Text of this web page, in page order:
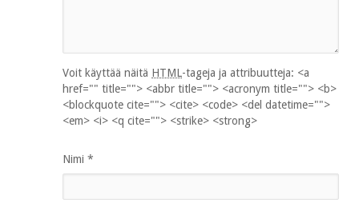
Voit käyttää näitä HTML-tageja ja attribuutteja: <a
href="" title=""> <abbr title=""> <acronym title=""> <b>
<blockquote cite=""> <cite> <code> <del datetime="">
<em> <i> <q cite=""> <strike> <strong>
Nimi *